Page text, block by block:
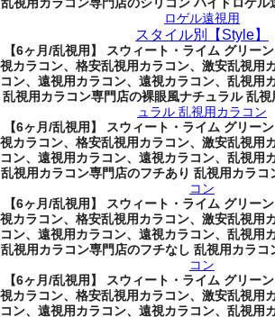
ロゲル遠視用
スタイル別【Style】
【6ヶ月/乱視用】 スウィート・ライム グリー
視カラコン、格安乱視用カラコン、激安乱視用
コン、遠視用カラコン、遠視カラコン、乱視用
乱視用カラコン専門店の裸眼風ナチュラル 乱視
ュラル 乱視用カラコン
【6ヶ月/乱視用】 スウィート・ライム グリー
視カラコン、格安乱視用カラコン、激安乱視用
コン、遠視用カラコン、遠視カラコン、乱視用
乱視用カラコン専門店のフチあり 乱視用カラコ
コン
【6ヶ月/乱視用】 スウィート・ライム グリー
視カラコン、格安乱視用カラコン、激安乱視用
コン、遠視用カラコン、遠視カラコン、乱視用
乱視用カラコン専門店のフチなし 乱視用カラコ
コン
【6ヶ月/乱視用】 スウィート・ライム グリー
視カラコン、格安乱視用カラコン、激安乱視用
コン、遠視用カラコン、遠視カラコン、乱視用